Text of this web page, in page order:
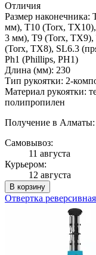
Отличия
Размер
мм), T10 (Torx,
3 мм), T9 (Torx, TX9),
(Torx, TX8), SL6.3
Ph1 (Phillips, PH1)
Длина (мм): 230
Тип рукоятки: 2-
Материал рукоятки:
полипропилен
Получение в Алматы:
Самовывоз:
11 августа
Курьером:
12 августа
В корзину
Отвертка